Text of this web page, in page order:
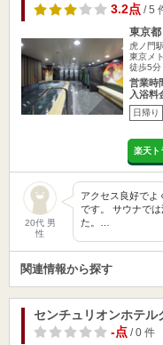
3.2点/ 5
東京
虎ノ門
東京メ
徒歩5分
営業時
入浴料
日帰り
楽天ト
20代 男
性
アクセス良好でよ
です。 サウナで
た。…
関連情報から探す
センチュリオンホテル
-点/ 0 件